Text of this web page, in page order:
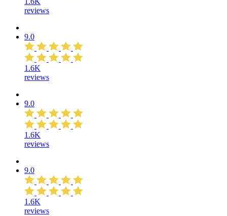
reviews
9.0
1.6K
reviews
9.0
1.6K
reviews
9.0
1.6K
reviews